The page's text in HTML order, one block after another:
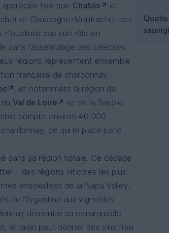
tels que Chablis
et
et Chassagne-Montrachet des
n'oublions pas son rôle en
dans l'assemblage des célèbres
régions représentent ensemble
française de chardonnay.
, et notamment la région de
du Val de Loire
et de la Savoie.
compte environ 40 000
ce qui le place juste
dans sa région natale. Ce cépage
– des régions viticoles les plus
ensoleillées de la Napa Valley,
de l'Argentine aux vignobles
démontre sa remarquable
le raisin peut donner des vins frais